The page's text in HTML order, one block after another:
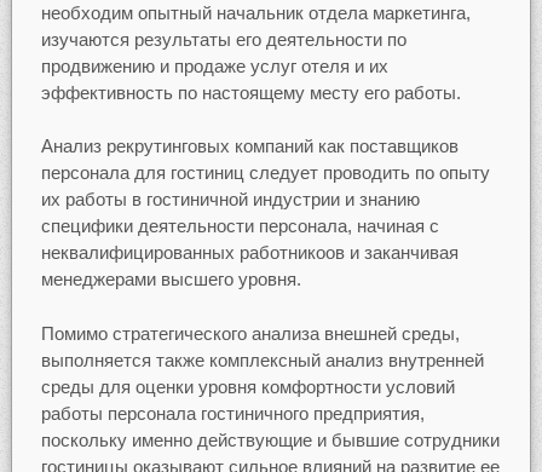
необходим опытный начальник отдела маркетинга,
изучаются результаты его деятельности по
продвижению и продаже услуг отеля и их
эффективность по настоящему месту его работы.
Анализ рекрутинговых компаний как поставщиков
персонала для гостиниц следует проводить по опыту
их работы в гостиничной индустрии и знанию
специфики деятельности персонала, начиная с
неквалифицированных работникоов и заканчивая
менеджерами высшего уровня.
Помимо стратегического анализа внешней среды,
выполняется также комплексный анализ внутренней
среды для оценки уровня комфортности условий
работы персонала гостиничного предприятия,
поскольку именно действующие и бывшие сотрудники
гостиницы оказывают сильное влияний на развитие ее